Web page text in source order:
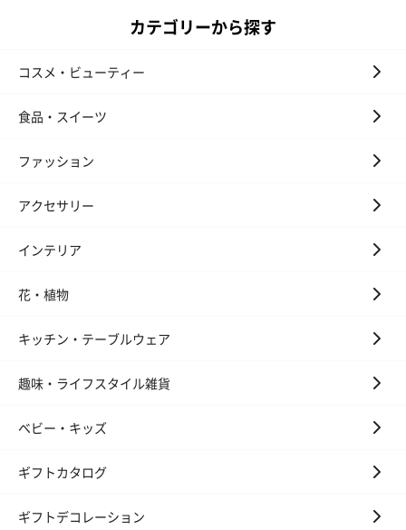
シーズンブーケ（ひま
ブーケ（ピン
ドライフラワー・プリザーブドフラワー
自然のお花で作ったドライフラワー・プリザーブドフラワーを同
梱します。
い。パッケージに入れてお届けします。
プリザーブドフラワー
アミュレット
カテゴリーから探す
コスメ・ビューティー
食品・スイーツ
ファッション
アクセサリー
インテリア
花・植物
キッチン・テーブルウェア
趣味・ライフスタイル雑貨
ベビー・キッズ
ギフトカタログ
ギフトデコレーション